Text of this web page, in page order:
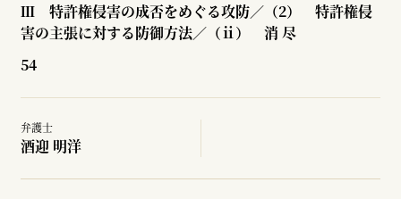
Ⅲ 特許権侵害の成否をめぐる攻防／（2） 特許権侵
害の主張に対する防御方法／（ⅱ） 消 尽
54
弁護士
酒迎 明洋